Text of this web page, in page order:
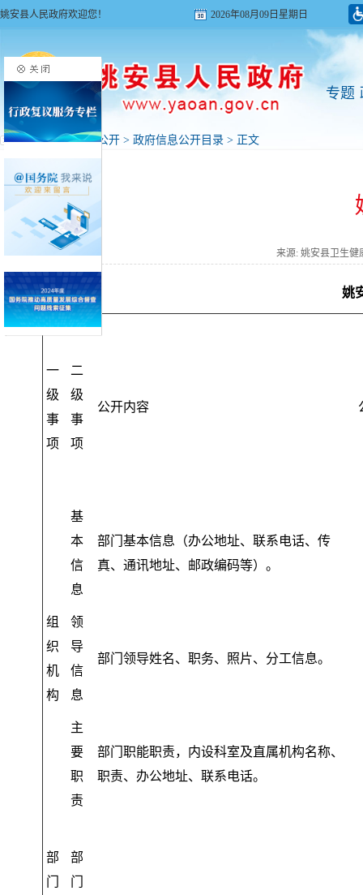
姚安县人民政府欢迎您！ 2026年08月09日星期日
专题
首页>政府信息公开 > 政府信息公开目录 > 正文
来源: 姚安县卫生健
姚
一
级
事
项
二
级
事
项
公开内容
组
织
机
构
基
本
信
息
部门基本信息（办公地址、联系电话、传
真、通讯地址、邮政编码等）。
领
导
信
息
部门领导姓名、职务、照片、分工信息。
主
要
职
责
部门职能职责， 内设科室及直属机构名称、
职责、办公地址、联系电话。
部
门
部
门